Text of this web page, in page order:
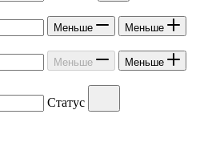
Меньше Меньше
Меньше Меньше
Статус